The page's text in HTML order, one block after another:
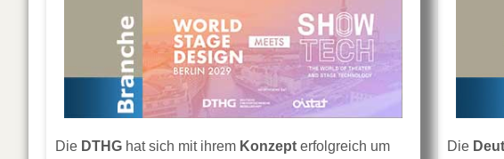
Die DTHG hat sich mit ihrem Konzept erfolgreich um
Die